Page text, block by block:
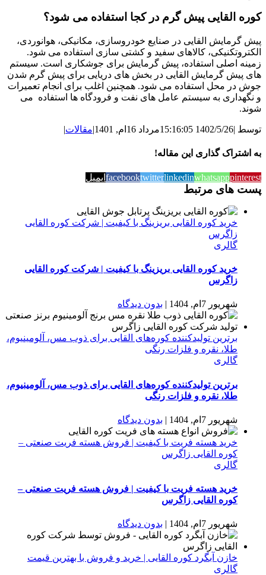
کوره القایی پیش گرم در کجا استفاده می شود؟
پیش گرمایش القایی در صنایع خودروسازی، مکانیکی، هوانوردی،
الکتروتکنیکی، کالاهای سفید و کشتی سازی استفاده می شود.
زمینه اصلی استفاده، پیش گرمایش برای جوشکاری است. سیستم
های پیش گرمایش القایی در بخش های دریایی برای پیش گرم شدن
جوش در محل استفاده می شود. همچنین اغلب برای انجام تعمیرات
و نگهداری به سیستم عامل های نفت و فرودگاه ها استفاده می
شوند.
توسط |
1402/5/26 15:16:05 مرداد 16ام, 1401 |مقالات|
به اشتراک گذاری این مقاله!
facebooktwitterlinkedinwhatsapppinterest ایمیل
پست های مرتبط
خرید کوره القایی بریزینگ با کیفیت | شرکت کوره القایی
زاگرس
گالری
خرید کوره القایی بریزینگ با کیفیت | شرکت کوره القایی
زاگرس
شهریور 7ام, 1404 | بدون دیدگاه
برترین تولیدکننده کوره‌های القایی برای ذوب مس، آلومینیوم،
طلا، نقره و فلزات رنگی
گالری
برترین تولیدکننده کوره‌های القایی برای ذوب مس، آلومینیوم،
طلا، نقره و فلزات رنگی
شهریور 7ام, 1404 | بدون دیدگاه
خرید هسته فریت با کیفیت | فروش هسته فریت صنعتی –
کوره القایی زاگرس
گالری
خرید هسته فریت با کیفیت | فروش هسته فریت صنعتی –
کوره القایی زاگرس
شهریور 7ام, 1404 | بدون دیدگاه
خازن آبگرد کوره القایی | خرید و فروش با بهترین قیمت
گالری